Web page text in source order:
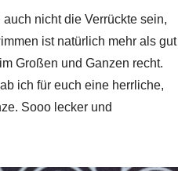
nicht die Verrückte sein,
ist natürlich mehr als gut
Großen und Ganzen recht.
ich für euch eine herrliche,
Sooo lecker und